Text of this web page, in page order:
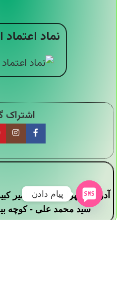
نماد اعتماد
اشتراک
آدرس : تهران - خیابان امیر
سید محمد علی - کوچه
پیام دادن